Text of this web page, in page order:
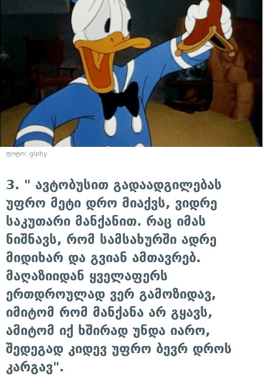
ფოტო: giphy
3. " ავტობუსით გადაადგილებას
უფრო მეტი დრო მიაქვს, ვიდრე
საკუთარი მანქანით. რაც იმას
ნიშნავს, რომ სამსახურში ადრე
მიდიხარ და გვიან ამთავრებ.
მაღაზიიდან ყველაფერს
ერთდროულად ვერ გამოზიდავ,
იმიტომ რომ მანქანა არ გყავს,
ამიტომ იქ ხშირად უნდა იარო,
შედეგად კიდევ უფრო ბევრ დროს
კარგავ".